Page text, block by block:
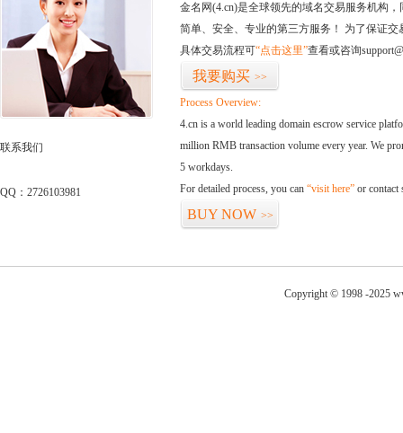
联系我们
QQ：2726103981
金名网(4.cn)是全球领先的域名交易服务机构
简单、安全、专业的第三方服务！ 为了保证
具体交易流程可“点击这里”查看或咨询
我要购买 >>
Process Overview:
4.cn is a world leading domain escrow service
million RMB transaction volume every year. We
5 workdays.
For detailed process, you can “visit here” or contact
BUY NOW >>
Copyright © 1998 -2025